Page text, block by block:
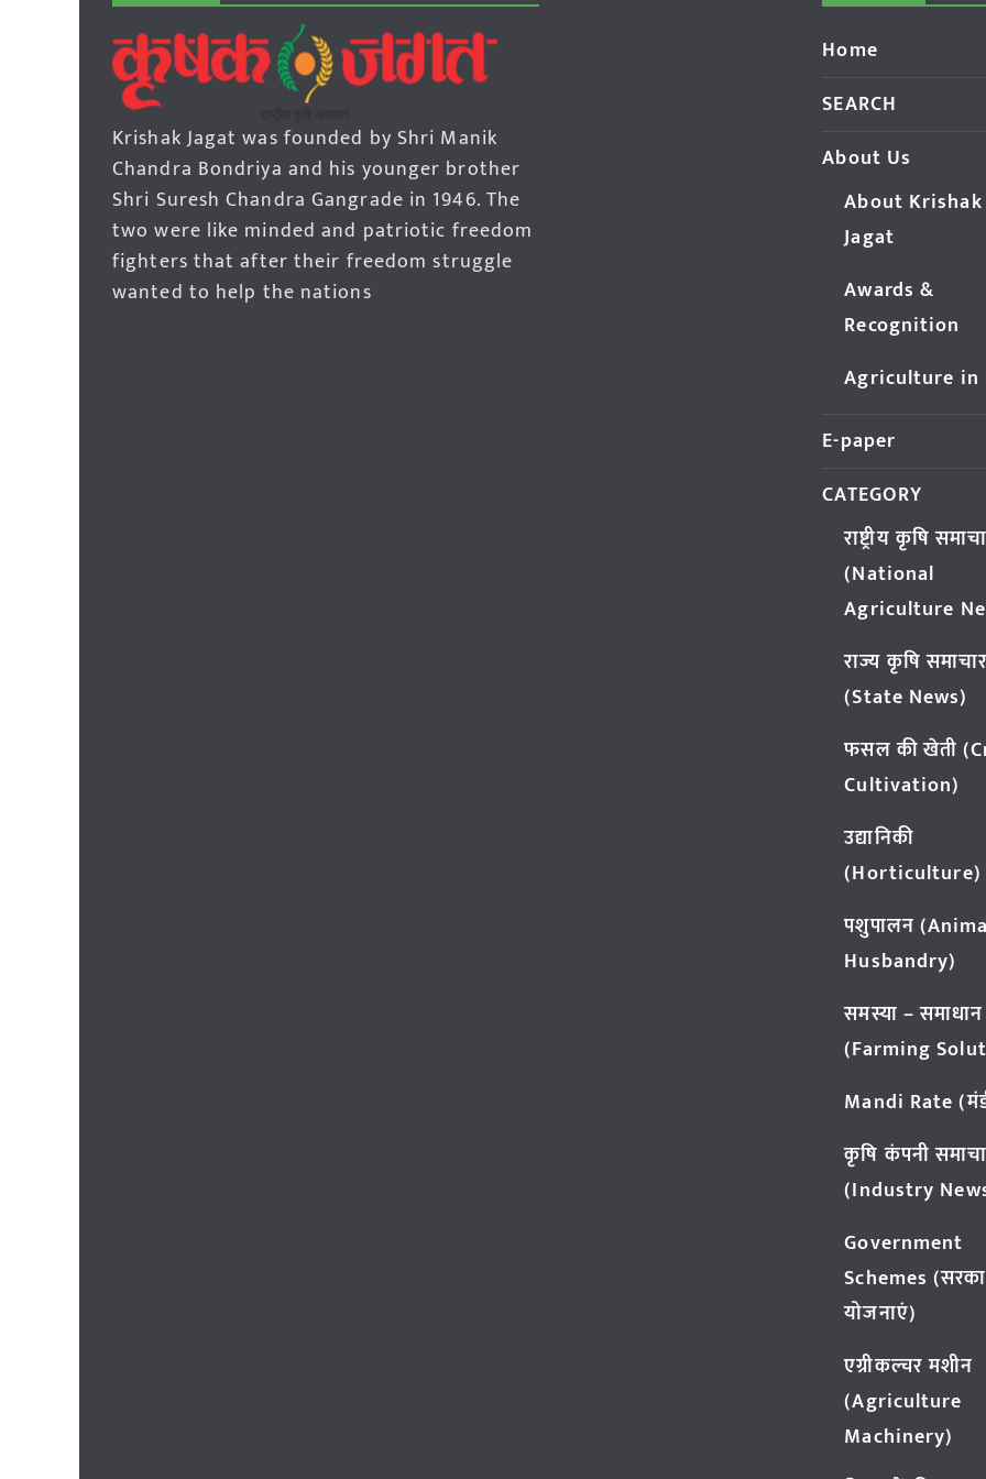
Krishak Jagat was founded by Shri Manik
Chandra Bondriya and his younger brother
Shri Suresh Chandra Gangrade in 1946. The
two were like minded and patriotic freedom
fighters that after their freedom struggle
wanted to help the nations
Home
SEARCH
About Us
About Krishak
Jagat
Awards &
Recognition
Agriculture in
E-paper
CATEGORY
राष्ट्रीय कृषि
(National
Agriculture
राज्य कृषि समाचार
(State News)
फसल की खेती
Cultivation)
उद्यानिकी
(Horticulture)
पशुपालन
Husbandry)
समस्या – समाधान
(Farming
Mandi Rate
कृषि कंपनी
(Industry
Government
Schemes
योजनाएं)
एग्रीकल्चर मशीन
(Agriculture
Machinery)